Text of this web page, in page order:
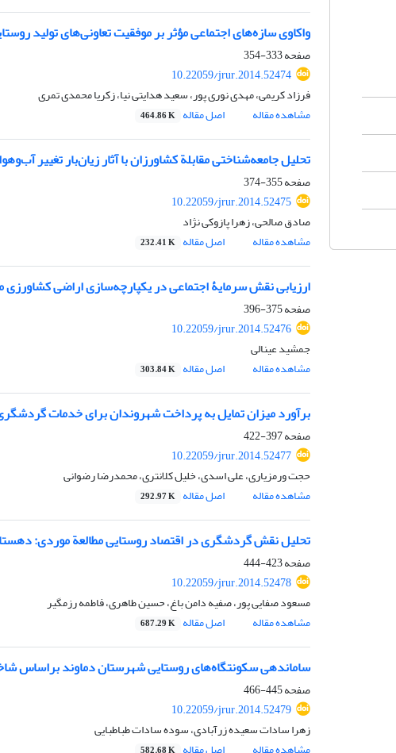
واکاوی سازه‌‌های اجتماعی مؤثر بر موفقیت تعاونی‌‌های تولید
صفحه333-354
10.22059/jrur.2014.52474
فرزاد کریمی، مهدی نوری پور، سعید هدایتی نیا، زکریا محمدی تمری
مشاهده مقاله
اصل مقاله 464.86 K
تحلیل جامعه‌شناختی مقابلة کشاورزان با آثار زیان‌بار تغییر
صفحه355-374
10.22059/jrur.2014.52475
صادق صالحی، زهرا پازوکی نژاد
مشاهده مقاله
اصل مقاله 232.41 K
ارزیابی نقش سرمایۀ اجتماعی در یکپارچه‌سازی اراضی
صفحه375-396
10.22059/jrur.2014.52476
جمشید عینالی
مشاهده مقاله
اصل مقاله 303.84 K
برآورد میزان تمایل به پرداخت شهروندان برای خدمات
صفحه397-422
10.22059/jrur.2014.52477
حجت ورمزیاری، علی اسدی، خلیل کلانتری، محمدرضا رضوانی
مشاهده مقاله
اصل مقاله 292.97 K
تحلیل نقش گردشگری در اقتصاد روستایی مطالعة موردی:
صفحه423-444
10.22059/jrur.2014.52478
مسعود صفایی پور، صفیه دامن باغ، حسین طاهری، فاطمه رزمگیر
مشاهده مقاله
اصل مقاله 687.29 K
ساماندهی سکونتگاه‌های روستایی شهرستان دماوند براساس
صفحه445-466
10.22059/jrur.2014.52479
زهرا سادات سعیده زرآبادی، سوده سادات طباطبایی